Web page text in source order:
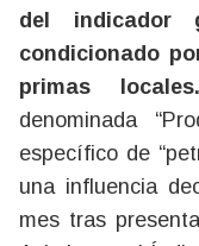
del indicador
condicionado
primas locales.
denominada
específico de
una influencia
mes tras